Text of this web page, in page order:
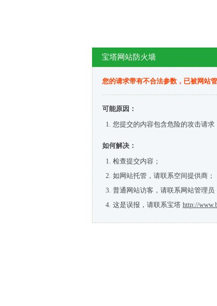
宝塔网站防火墙
您的请求带有不合法参数，已被网站
可能原因：
您提交的内容包含危险的攻击请求
如何解决：
检查提交内容；
如网站托管，请联系空间提供商；
普通网站访客，请联系网站管理员
这是误报，请联系宝塔 http://